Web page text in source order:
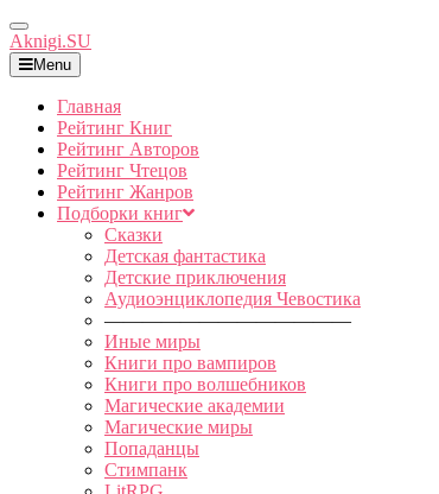
Toggle
Navigation
Aknigi.SU
Menu
Главная
Рейтинг Книг
Рейтинг Авторов
Рейтинг Чтецов
Рейтинг Жанров
Подборки книг
Сказки
Детская фантастика
Детские приключения
Аудиоэнциклопедия Чевостика
—————————————
Иные миры
Книги про вампиров
Книги про волшебников
Магические академии
Магические миры
Попаданцы
Стимпанк